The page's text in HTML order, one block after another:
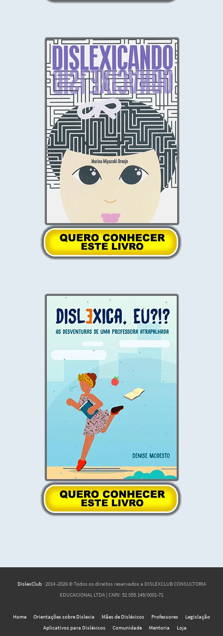
DislexClub· 2014 -2026 © Todos os direitos reservados a DISLEXCLUB CONSULTORIA
EDUCACIONAL LTDA | CNPJ: 52.055.149/0001-71
Home Orientações sobre Dislexia Mães de Disléxicos Professores
Legislação
Aplicativos para Disléxicos
Comunidade Mentoria
Loja